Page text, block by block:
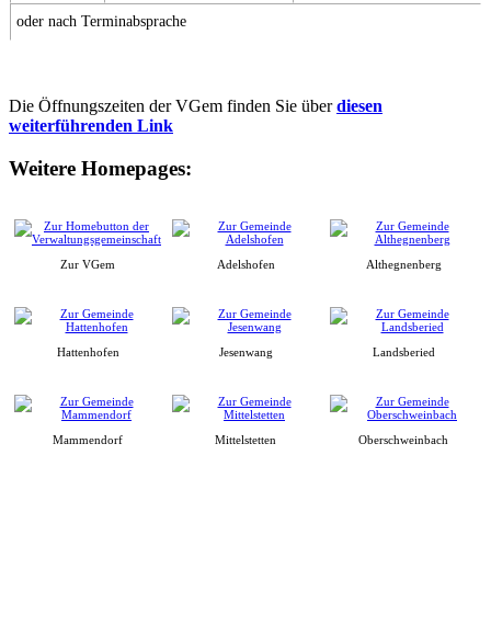
oder nach Terminabsprache
Die Öffnungszeiten der VGem finden Sie überdiesen
weiterführenden Link
Weitere Homepages:
Zur VGem Adelshofen Althegnenberg
Hattenhofen Jesenwang Landsberied
Mammendorf Mittelstetten Oberschweinbach